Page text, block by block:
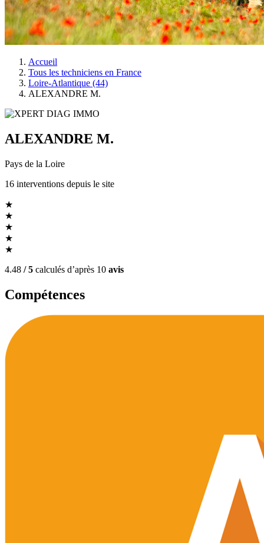
Accueil
Tous les techniciens en France
Loire-Atlantique (44)
ALEXANDRE M.
ALEXANDRE M.
Pays de la Loire
16 interventions depuis le site
★
★
★
★
★
4.48 / 5 calculés d’après 10 avis
Compétences